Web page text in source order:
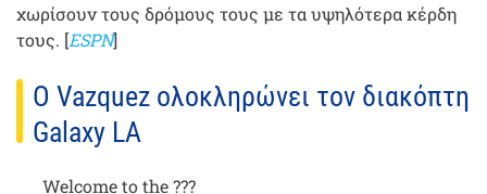
χωρίσουν τους δρόμους τους με τα υψηλότερα κέρδη
τους. [ESPN]
Ο Vazquez ολοκληρώνει τον διακόπτη
Galaxy LA
Welcome to the ???